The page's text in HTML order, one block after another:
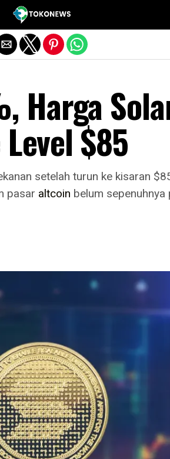
Harga
$85
setelah turun ke kisaran
pasar altcoin belum
Exit mobile version